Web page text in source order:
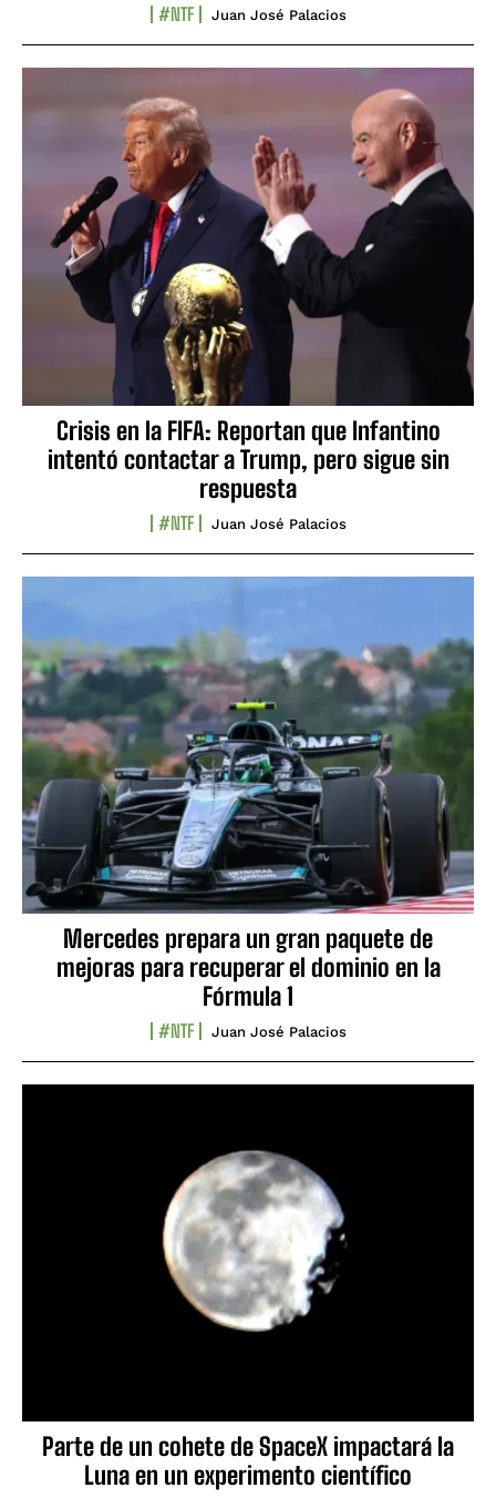
#NTF Juan José Palacios
Crisis en la FIFA: Reportan que Infantino
intentó contactar a Trump, pero sigue sin
respuesta
#NTF Juan José Palacios
Mercedes prepara un gran paquete de
mejoras para recuperar el dominio en la
Fórmula 1
#NTF Juan José Palacios
Parte de un cohete de SpaceX impactará la
Luna en un experimento científico